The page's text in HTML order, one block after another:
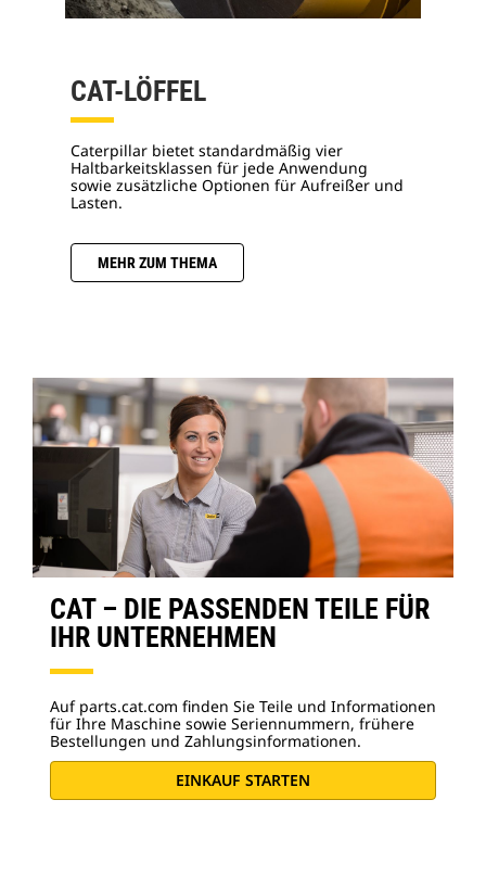
CAT-LÖFFEL
Caterpillar bietet standardmäßig vier
Haltbarkeitsklassen für jede Anwendung
sowie zusätzliche Optionen für Aufreißer und
Lasten.
MEHR ZUM THEMA
CAT – DIE PASSENDEN TEILE FÜR
IHR UNTERNEHMEN
Auf parts.cat.com finden Sie Teile und Informationen
für Ihre Maschine sowie Seriennummern, frühere
Bestellungen und Zahlungsinformationen.
EINKAUF STARTEN